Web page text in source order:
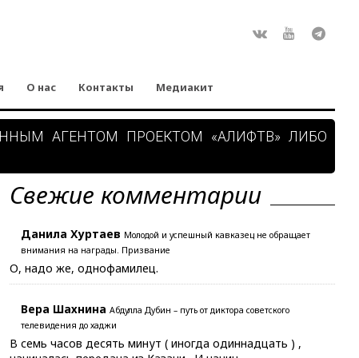
О нас Контакты Медиакит
АГЕНТОМ ПРОЕКТОМ «АЛИФТВ» ЛИБО
Свежие комментарии
Данила Хуртаев Молодой и успешный кавказец не обращает
внимания на награды. Призвание
О, надо же, однофамилец.
Вера Шахнина Абдулла Дубин – путь от диктора советского
телевидения до хаджи
В семь часов десять минут ( иногда одиннадцать ) ,